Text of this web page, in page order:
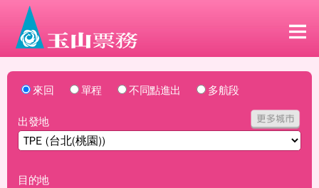
來回 單程 不同點進出 多航段
出發地
目的地